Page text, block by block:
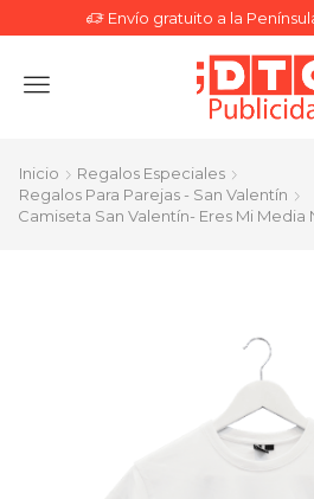
Envío gratuito a la
Menu
Inicio
Regalos Especiales
Regalos Para Parejas - San Valentín
Camiseta San Valentín- Eres Mi Media